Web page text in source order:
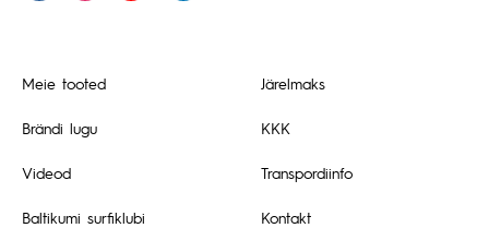
Meie tooted
Brändi lugu
Videod
Baltikumi surfiklubi
Järelmaks
KKK
Transpordiinfo
Kontakt